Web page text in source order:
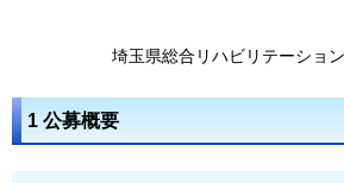
埼玉県総合リハビリテーショ
1 公募概要